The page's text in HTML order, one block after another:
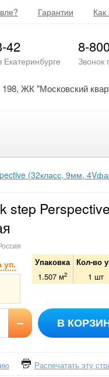
Гарантии Как
42 8-
Звонок
ЖК "Московский
(32класс, 9мм,
step
уп. Упаковка Кол-во
1.507 м2 1 шт
– В
Распечатать эту